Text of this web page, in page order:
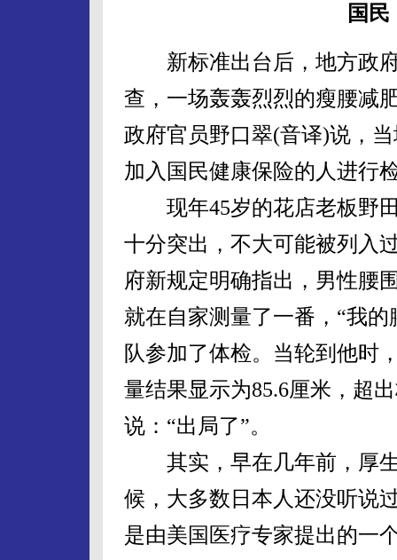
国民
新标准出台后，地方政府
查，一场轰轰烈烈的瘦腰减
政府官员野口翠(音译)说，
加入国民健康保险的人进行
现年45岁的花店老板野田
十分突出，不大可能被列入
府新规定明确指出，男性腰
就在自家测量了一番，“我的
队参加了体检。当轮到他时
量结果显示为85.6厘米，超
说：“出局了”。
其实，早在几年前，厚生
候，大多数日本人还没听说
是由美国医疗专家提出的一